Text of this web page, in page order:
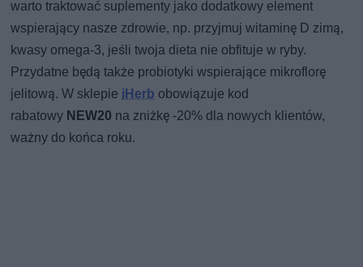
warto traktować suplementy jako dodatkowy element
wspierający nasze zdrowie, np. przyjmuj witaminę D zimą,
kwasy omega-3, jeśli twoja dieta nie obfituje w ryby.
Przydatne będą także probiotyki wspierające mikroflorę
jelitową. W sklepie iHerb obowiązuje kod
rabatowy NEW20 na zniżkę -20% dla nowych klientów,
ważny do końca roku.